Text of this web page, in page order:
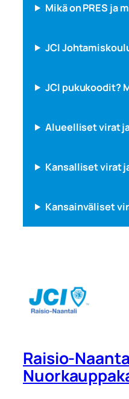
Mikä on PRES ja
JCI
JCI pukukoodit?
Alueelliset virat
Kansalliset virat
Kansainväliset
Raisio-